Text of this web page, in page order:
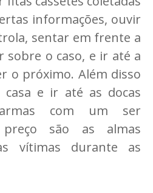
informações, ouvir
sentar em frente a
sobre o caso, e ir até a
o próximo. Além disso
e ir até as docas
com um ser
são as almas
vítimas durante as